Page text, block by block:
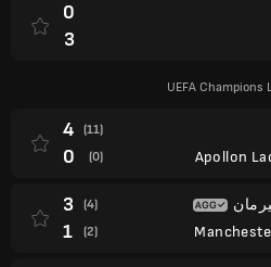
0
3
UEFA
Apollon
(11)
4
(0)
0
(4)
3
(2)
1